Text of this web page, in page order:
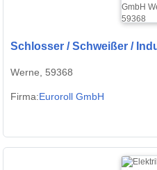
Schlosser / Schweißer /
Werne, 59368
Firma:Euroroll GmbH